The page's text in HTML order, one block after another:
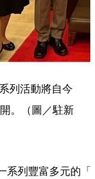
列活動將自今
。（圖／駐新
系列豐富多元的「